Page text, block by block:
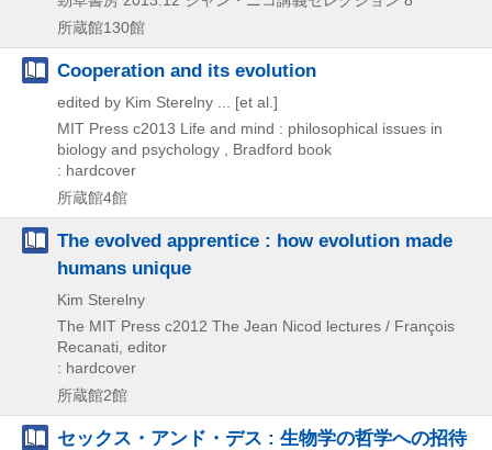
所蔵館130館
Cooperation and its evolution
edited by Kim Sterelny ... [et al.]
MIT Press c2013 Life and mind : philosophical issues in
biology and psychology , Bradford book
: hardcover
所蔵館4館
The evolved apprentice : how evolution made
humans unique
Kim Sterelny
The MIT Press c2012 The Jean Nicod lectures / François
Recanati, editor
: hardcover
所蔵館2館
セックス・アンド・デス : 生物学の哲学への招待